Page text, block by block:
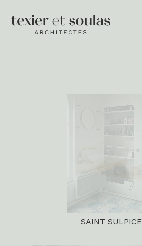
SAINT SULPICE